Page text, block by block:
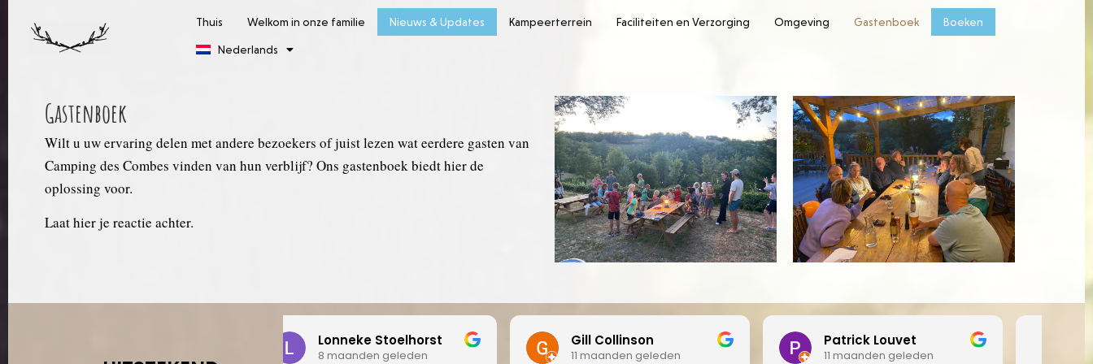
Thuis Welkom in onze familie Nieuws & Updates Kampeerterrein Faciliteiten en Verzorging Omgeving Gastenboek Boeken
Nederlands
Gastenboek
Wilt u uw ervaring delen met andere bezoekers of juist lezen wat eerdere gasten van
Camping des Combes vinden van hun verblijf? Ons gastenboek biedt hier de
oplossing voor.
Laat hier je reactie achter.
Gill Collinson
11 maanden geleden
Patrick Louvet
11 maanden geleden
Claire Cooper
11 maanden geleden